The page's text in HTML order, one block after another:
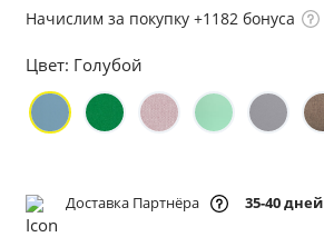
Начислим за покупку +1182 бонуса
Цвет: Голубой
Доставка Партнёра 35-40 дней